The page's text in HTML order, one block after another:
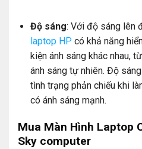
Độ sáng: Với độ sáng lên
laptop HP có khả năng
kiện ánh sáng khác nhau,
ánh sáng tự nhiên. Độ
tình trạng phản chiếu khi
có ánh sáng mạnh.
Mua Màn Hình Laptop
Sky computer